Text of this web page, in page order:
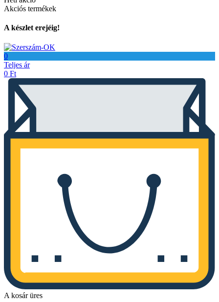
Akciós termékek
A készlet erejéig!
0
Teljes ár
0 Ft
A kosár üres